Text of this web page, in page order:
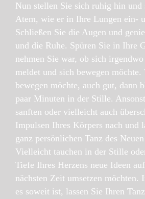
Nun stellen Sie sich ruhig hin und
Atem, wie er in Ihre Lungen ein-
Schließen Sie die Augen und
und die Ruhe. Spüren Sie in Ihre
nehmen Sie war, ob sich
meldet und sich bewegen möchte.
bewegen möchte, auch gut, dann
paar Minuten in der Stille.
sanften oder vielleicht auch
Impulsen Ihres Körpers nach und
ganz persönlichen Tanz des
Vielleicht tauchen in der Stille
Tiefe Ihres Herzens neue Ideen
nächsten Zeit umsetzen möchten.
es soweit ist, lassen Sie Ihren